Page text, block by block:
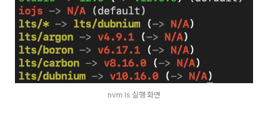
nvm ls 실행 화면